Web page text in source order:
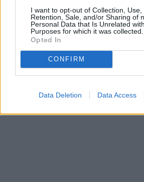
I want to opt-out of Collection, Use,
Retention, Sale, and/or Sharing of
Personal Data that Is Unrelated
Purposes for which it was collected.
Opted In
CONFIRM
Data Deletion Data Access